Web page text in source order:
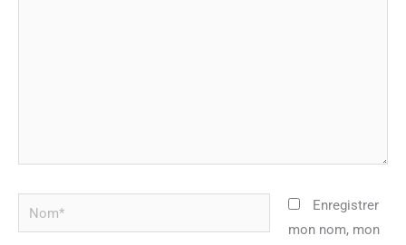
Nom*
Enregistrer
mon nom, mon